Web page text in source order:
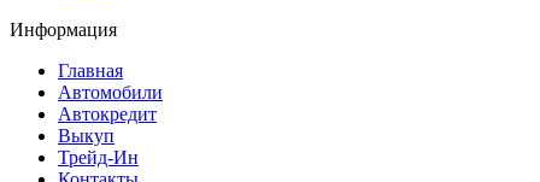
Информация
Главная
Автомобили
Автокредит
Выкуп
Трейд-Ин